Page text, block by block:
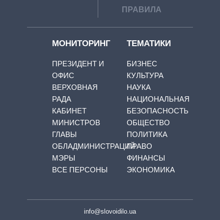
ПРАВИЛА
МОНИТОРИНГ
ПРЕЗИДЕНТ И
ОФИС
ВЕРХОВНАЯ
РАДА
КАБИНЕТ
МИНИСТРОВ
ГЛАВЫ
ОБЛАДМИНИСТРАЦИЙ
МЭРЫ
ВСЕ ПЕРСОНЫ
ТЕМАТИКИ
БИЗНЕС
КУЛЬТУРА
НАУКА
НАЦИОНАЛЬНАЯ
БЕЗОПАСНОСТЬ
ОБЩЕСТВО
ПОЛИТИКА
ПРАВО
ФИНАНСЫ
ЭКОНОМИКА
info@slovoidilo.ua